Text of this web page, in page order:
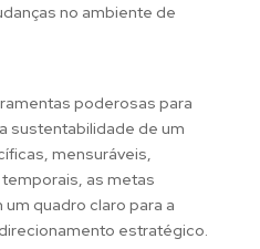
no ambiente de
poderosas para
sustentabilidade de um
mensuráveis,
as metas
quadro claro para a
estratégico.